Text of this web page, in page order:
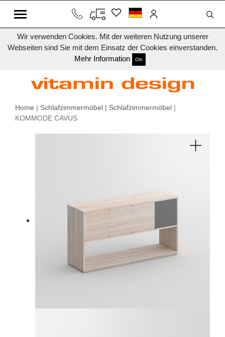
Wir verwenden Cookies. Mit der weiteren Nutzung unserer
Webseiten sind Sie mit dem Einsatz der Cookies einverstanden.
Mehr Information
OK
Home | Schlafzimmermöbel | Schlafzimmermöbel |
KOMMODE CAVUS